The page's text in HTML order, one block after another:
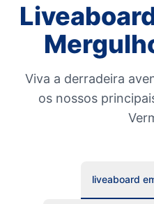
Viva a derradeira
os nossos
liveaboard